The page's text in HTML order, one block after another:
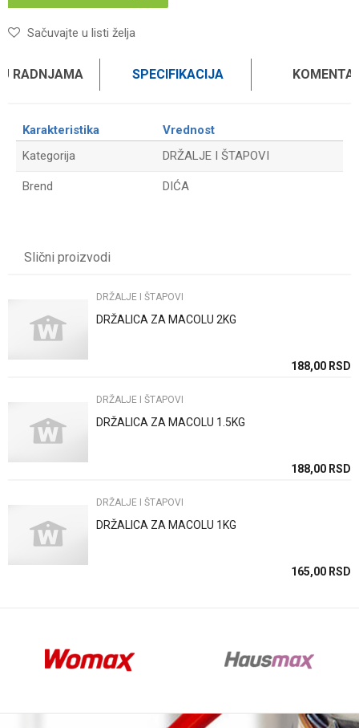
Sačuvajte u listi želja
RADNJAMA SPECIFIKACIJA
Karakteristika
Vrednost
Kategorija
DRŽALJE I ŠTAPOVI
Brend DIĆA
Poruka
Slični proizvodi
DRŽALJE I ŠTAPOVI
DRŽALICA ZA MACOLU 2KG
188,00 RSD
DRŽALJE I ŠTAPOVI
DRŽALICA ZA MACOLU 1.5KG
188,00 RSD
DRŽALJE I ŠTAPOVI
DRŽALICA ZA MACOLU 1KG
165,00 RSD